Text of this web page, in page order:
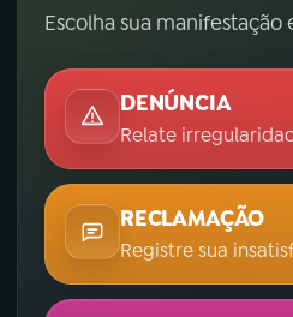
Escolha sua
DENÚNCIA
Relate
RECLAMAÇÃO
Registre sua